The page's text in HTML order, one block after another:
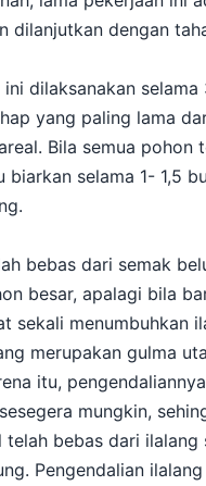
dilanjutkan dengan
dilaksanakan
yang paling lama
Bila semua pohon
biarkan selama 1- 1,5
bebas dari semak
besar, apalagi bila
sekali menumbuhkan
merupakan gulma
itu,
mungkin,
telah bebas dari ilalang
Pengendalian